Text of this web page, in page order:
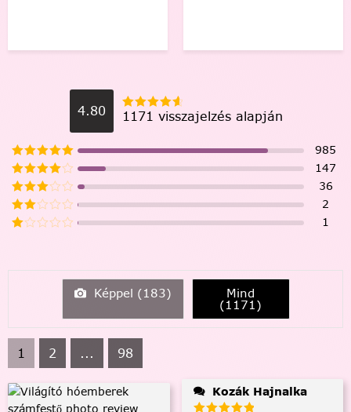
4.80 1171 visszajelzés alapján
985
147
36
2
1
Képpel (183) Mind
(1171)
1 2 ... 98
Kozák Hajnalka